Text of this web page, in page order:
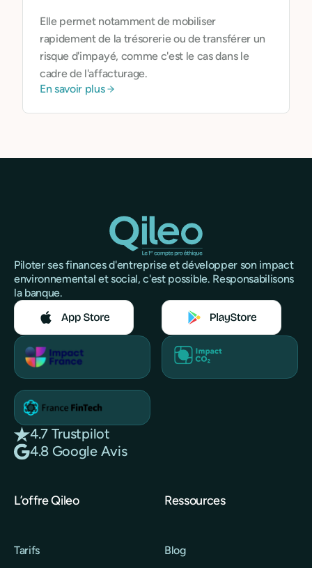
Elle permet notamment de mobiliser
rapidement de la trésorerie ou de transférer un
risque d'impayé, comme c'est le cas dans le
cadre de l'affacturage.
En savoir plus
Piloter ses finances d'entreprise et développer son impact
environnemental et social, c'est possible. Responsabilisons
la banque.
4.7 Trustpilot
4.8 Google Avis
L’offre Qileo
Tarifs
Ressources
Blog